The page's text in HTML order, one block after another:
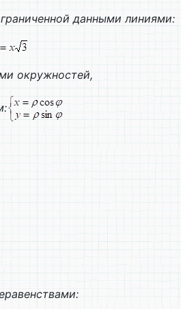
данными линиями:
окружностей,